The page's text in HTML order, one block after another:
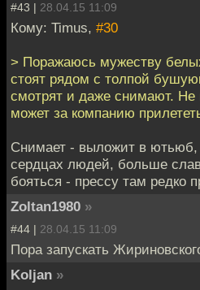
#43 | 28.04.15 11:09
Кому: Timus, #30
> Поражаюсь мужеству
стоят рядом с толпой
смотрят и даже снимают.
может за компанию
Снимает - выложит в ютьюб,
сердцах людей, больше
бояться - прессу там редко
Zoltan1980 »
#44 | 28.04.15 11:09
Пора запускать
Koljan »